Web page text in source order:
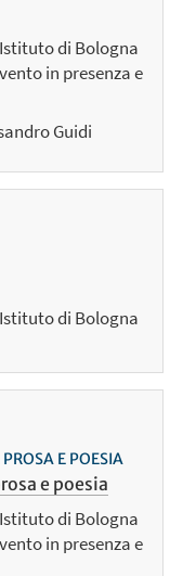
di Bologna
in presenza e
Guidi
di Bologna
E POESIA
e poesia
di Bologna
in presenza e